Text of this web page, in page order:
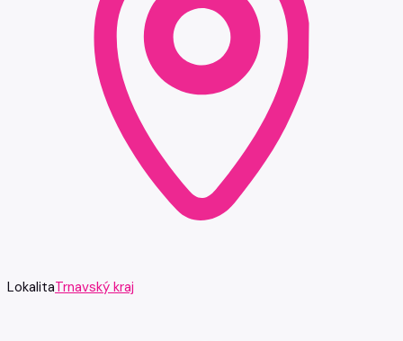
LokalitaTrnavský kraj